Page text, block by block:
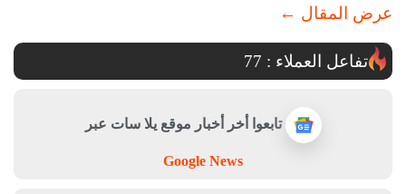
عرض المقال ←
تفاعل العملاء : 77
تابعوا أخر أخبار موقع يلا سات عبر
Google News